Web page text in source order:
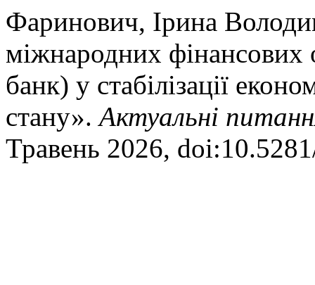
Фаринович, Ірина
міжнародних
банк) у стабілізації
стану».Актуальні
Травень 2026,